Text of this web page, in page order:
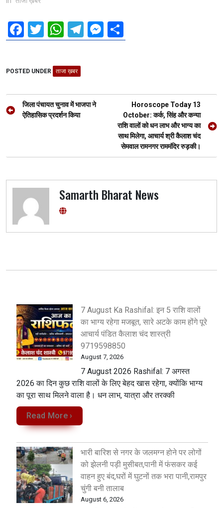
F
a
b
o
o
k
T
wi
tt
er
W
h
at
s
A
p
T
el
a
m
M
es
g
h
POSTED UNDER ताजा ख़बर
Post
navigation
जिला पंचायत चुनाव में भाजपा ने
ऐतिहासिक प्रदर्शन किया
Horoscope Today 13
October: कर्क, सिंह और कन्या
राशि वालों को धन लाभ और भाग्य का
साथ मिलेगा, आचार्य श्री कैलाश चंद
सेमवाल रामनगर राममंदिर रुड़की।
Samarth Bharat News
7 August Ka Rashifal: इन 5 राशि वालों
का भाग्य रहेगा मजबूत, सारे अटके काम होंगे पूरे
आचार्य पंडित कैलाश चंद शास्त्री
9719598850
August 7, 2026
7 August 2026 Rashifal: 7 अगस्त
2026 का दिन कुछ राशि वालों के लिए बेहद खास रहेगा, क्योंकि भाग्य
का पूरा साथ मिलने वाला है। धन लाभ, यात्रा और तरक्की
Read More ›
भारी बारिश से नगर के जलमग्न होने पर लोगों
को झेलनी पड़ी मुसीबत,पानी में फंसकर कई
वाहन हुए बंद,घरों में घुटनों तक भरा पानी,रामपुर
चुंगी बनी तालाब
August 6, 2026